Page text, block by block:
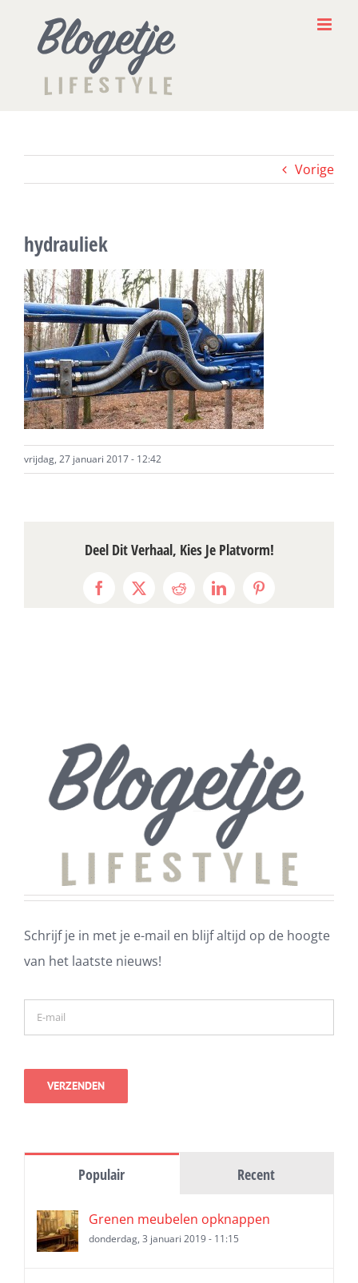
Vorige
hydrauliek
vrijdag, 27 januari 2017 - 12:42
Deel Dit Verhaal, Kies Je Platvorm!
Facebook
X RedditLinkedInPinterest
Schrijf je in met je e-mail en blijf altijd op de hoogte
van het laatste nieuws!
Populair Recent
Grenen meubelen opknappen
donderdag, 3 januari 2019 - 11:15